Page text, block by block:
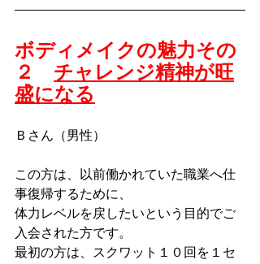
ボディメイクの魅力その
２ チャレンジ精神が旺
盛になる
Ｂさん（男性）
この方は、以前働かれていた職業へ仕
事復帰するために、
体力レベルを戻したいという目的でご
入会された方です。
最初の方は、スクワット１０回を１セ